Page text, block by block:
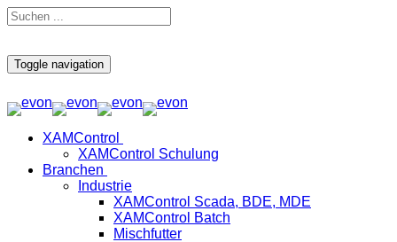
Toggle navigation
XAMControl
XAMControl Schulung
Branchen
Industrie
XAMControl Scada, BDE, MDE
XAMControl Batch
Mischfutter